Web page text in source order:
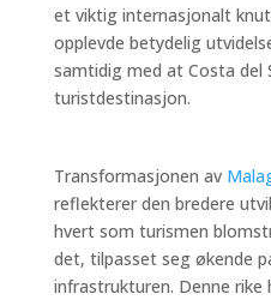
et viktig internasjonalt
opplevde betydelig
samtidig med at Costa del
turistdestinasjon.
Transformasjonen av
reflekterer den bredere
hvert som turismen
det, tilpasset seg økende
infrastrukturen. Denne